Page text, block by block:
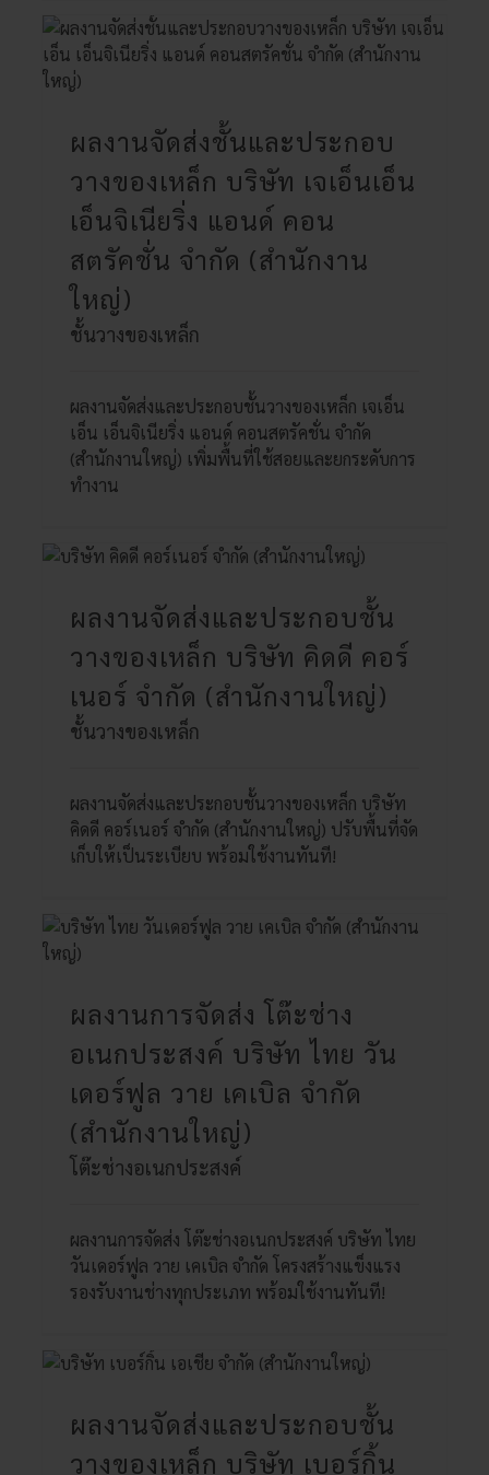
ผลงานจัดส่งชั้นและประกอบ
วางของเหล็ก บริษัท เจเอ็นเอ็น
เอ็นจิเนียริ่ง แอนด์ คอน
สตรัคชั่น จำกัด (สำนักงาน
ใหญ่)
ชั้นวางของเหล็ก
ผลงานจัดส่งและประกอบชั้นวางของเหล็ก เจเอ็น
เอ็น เอ็นจิเนียริ่ง แอนด์ คอนสตรัคชั่น จำกัด
(สำนักงานใหญ่) เพิ่มพื้นที่ใช้สอยและยกระดับการ
ทำงาน
ผลงานจัดส่งและประกอบชั้น
วางของเหล็ก บริษัท คิดดี คอร์
เนอร์ จำกัด (สำนักงานใหญ่)
ชั้นวางของเหล็ก
ผลงานจัดส่งและประกอบชั้นวางของเหล็ก บริษัท
คิดดี คอร์เนอร์ จำกัด (สำนักงานใหญ่) ปรับพื้นที่จัด
เก็บให้เป็นระเบียบ พร้อมใช้งานทันที!
ผลงานการจัดส่ง โต๊ะช่าง
อเนกประสงค์ บริษัท ไทย วัน
เดอร์ฟูล วาย เคเบิล จำกัด
(สำนักงานใหญ่)
โต๊ะช่างอเนกประสงค์
ผลงานการจัดส่ง โต๊ะช่างอเนกประสงค์ บริษัท ไทย
วันเดอร์ฟูล วาย เคเบิล จำกัด โครงสร้างแข็งแรง
รองรับงานช่างทุกประเภท พร้อมใช้งานทันที!
ผลงานจัดส่งและประกอบชั้น
วางของเหล็ก บริษัท เบอร์กิ้น